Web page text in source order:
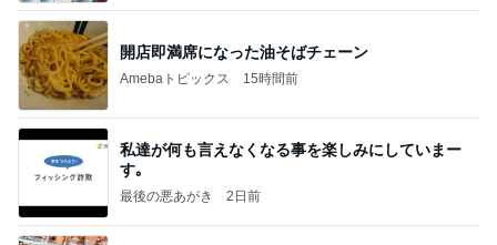
開店即満席になった油そばチェーン
Amebaトピックス 15時間前
私達が何も言えなくなる事を楽しみにしていまー
す｡
最後の悪あがき 2日前